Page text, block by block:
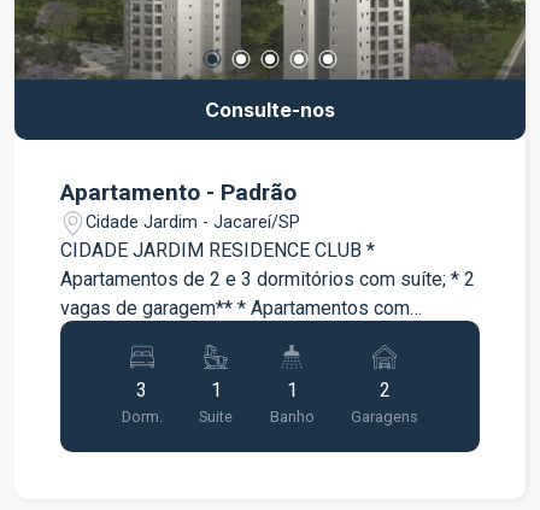
Consulte-nos
Apartamento - Padrão
Cidade Jardim - Jacareí/SP
CIDADE JARDIM RESIDENCE CLUB *
Apartamentos de 2 e 3 dormitórios com suíte; * 2
vagas de garagem** * Apartamentos com
varanda * Lazer completo entregue e equipado e
decorado;
3
Dorm.
1
Suite
1
Banho
2
Garagens